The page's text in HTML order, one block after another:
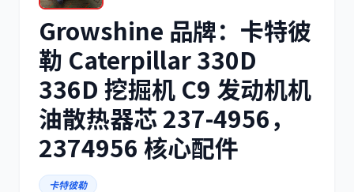
博世
洋马 住友
Growshine 品牌：卡特彼
勒 Caterpillar 330D
336D 挖掘机 C9 发动机机
油散热器芯 237-4956，
2374956 核心配件
卡特彼勒